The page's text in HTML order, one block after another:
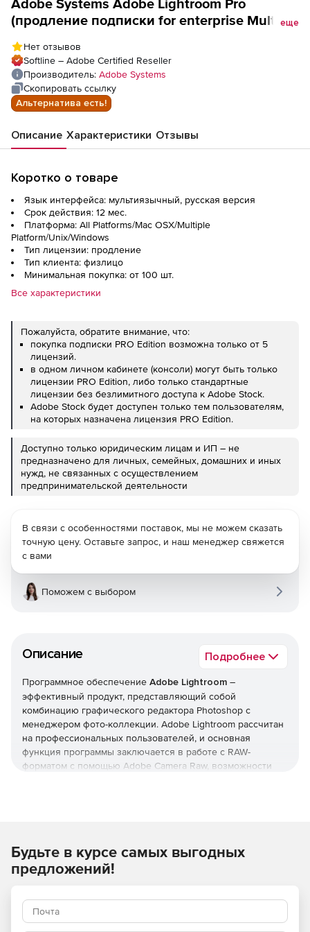
Adobe Systems Adobe Lightroom Pro
(продление подписки for enterprise Multiple
Enterprise Commercial),
еще
Нет отзывов
Softline – Adobe Certified Reseller
Производитель: Adobe Systems
Скопировать ссылку
Альтернатива есть!
Описание Характеристики Отзывы
Коротко о товаре
Язык интерфейса: мультиязычный, русская версия
Срок действия: 12 мес.
Платформа: All Platforms/Mac OSX/Multiple
Platform/Unix/Windows
Тип лицензии: продление
Тип клиента: физлицо
Минимальная покупка: от 100 шт.
Все характеристики
Пожалуйста, обратите внимание, что:
покупка подписки PRO Edition возможна только от 5
лицензий.
в одном личном кабинете (консоли) могут быть только
лицензии PRO Edition, либо только стандартные
лицензии без безлимитного доступа к Adobe Stock.
Adobe Stock будет доступен только тем пользователям,
на которых назначена лицензия PRO Edition.
Доступно только юридическим лицам и ИП – не
предназначено для личных, семейных, домашних и иных
нужд, не связанных с осуществлением
предпринимательской деятельности
Описание Подробнее
Программное обеспечение Adobe Lightroom –
эффективный продукт, представляющий собой
комбинацию графического редактора Photoshop c
менеджером фото-коллекции. Adobe Lightroom рассчитан
на профессиональных пользователей, и основная
функция программы заключается в работе с RAW-
форматом с помощью Adobe Camera Raw, возможности
изображений.
PRO Edition– это не только ваши любимые программы
стандартных ресурсов с сайта Adobe Stock. Воплощайте
любые идеи в жизнь используя более 200 миллионов
В связи с особенностями поставок, мы не можем сказать
точную цену. Оставьте запрос, и наш менеджер свяжется
с вами
Поможем с выбором
Будьте в курсе самых выгодных
предложений!